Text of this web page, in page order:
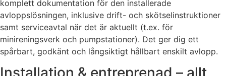
komplett dokumentation för den installerade
avloppslösningen, inklusive drift- och skötselinstruktioner
samt serviceavtal när det är aktuellt (t.ex. för
minireningsverk och pumpstationer). Det ger dig ett
spårbart, godkänt och långsiktigt hållbart enskilt avlopp.
Installation & entreprenad – allt